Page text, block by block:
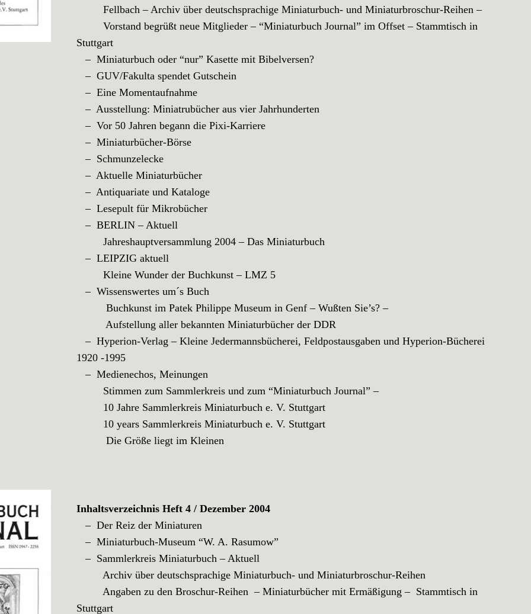
Fellbach – Archiv über deutschsprachige Miniaturbuch- und Miniaturbroschur-Reihen –
Vorstand begrüßt neue Mitglieder – “Miniaturbuch Journal” im Offset – Stammtisch in
Stuttgart
– Miniaturbuch oder “nur” Kasette mit Bibelversen?
– GUV/Fakulta spendet Gutschein
– Eine Momentaufnahme
– Ausstellung: Miniatrubücher aus vier Jahrhunderten
– Vor 50 Jahren begann die Pixi-Karriere
– Miniaturbücher-Börse
– Schmunzelecke
– Aktuelle Miniaturbücher
– Antiquariate und Kataloge
– Lesepult für Mikrobücher
– BERLIN – Aktuell
Jahreshauptversammlung 2004 – Das Miniaturbuch
– LEIPZIG aktuell
Kleine Wunder der Buchkunst – LMZ 5
– Wissenswertes um´s Buch
Buchkunst im Patek Philippe Museum in Genf – Wußten Sie’s? –
Aufstellung aller bekannten Miniaturbücher der DDR
– Hyperion-Verlag – Kleine Jedermannsbücherei, Feldpostausgaben und Hyperion-Bücherei
1920 -1995
– Medienechos, Meinungen
Stimmen zum Sammlerkreis und zum “Miniaturbuch Journal” –
10 Jahre Sammlerkreis Miniaturbuch e. V. Stuttgart
10 years Sammlerkreis Miniaturbuch e. V. Stuttgart
Die Größe liegt im Kleinen
Inhaltsverzeichnis Heft 4 / Dezember 2004
– Der Reiz der Miniaturen
– Miniaturbuch-Museum “W. A. Rasumow”
– Sammlerkreis Miniaturbuch – Aktuell
Archiv über deutschsprachige Miniaturbuch- und Miniaturbroschur-Reihen
Angaben zu den Broschur-Reihen – Miniaturbücher mit Ermäßigung – Stammtisch in
Stuttgart